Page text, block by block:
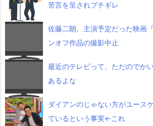
苦言を呈されブチギレ
佐藤二朗、主演予定だった映画
ンオフ作品の撮影中止
最近のテレビって、ただのでか
あるよな
ダイアンのじゃない方がユース
ているという事実←これ